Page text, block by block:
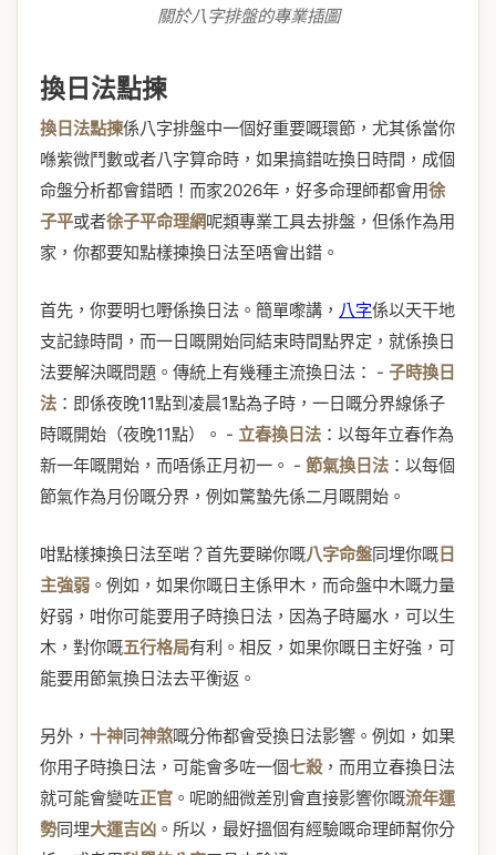
關於八字排盤的專業插圖
換日法點揀
換日法點揀係八字排盤中一個好重要嘅環節，尤其係當你
喺紫微鬥數或者八字算命時，如果搞錯咗換日時間，成個
命盤分析都會錯晒！而家2026年，好多命理師都會用徐
子平或者徐子平命理網呢類專業工具去排盤，但係作為用
家，你都要知點樣揀換日法至唔會出錯。
首先，你要明乜嘢係換日法。簡單嚟講， 八字係以天干地
支記錄時間，而一日嘅開始同結束時間點界定，就係換日
法要解決嘅問題。傳統上有幾種主流換日法： - 子時換日
法 ：即係夜晚11點到凌晨1點為子時，一日嘅分界線係子
時嘅開始（夜晚11點）。 - 立春換日法 ：以每年立春作為
新一年嘅開始，而唔係正月初一。 - 節氣換日法 ：以每個
節氣作為月份嘅分界，例如驚蟄先係二月嘅開始。
咁點樣揀換日法至啱？首先要睇你嘅八字命盤同埋你嘅日
主強弱 。例如，如果你嘅日主係甲木，而命盤中木嘅力量
好弱，咁你可能要用子時換日法，因為子時屬水，可以生
木，對你嘅五行格局有利。相反，如果你嘅日主好強，可
能要用節氣換日法去平衡返。
另外， 十神同神煞嘅分佈都會受換日法影響。例如，如果
你用子時換日法，可能會多咗一個七殺，而用立春換日法
就可能會變咗正官 。呢啲細微差別會直接影響你嘅流年運
勢同埋大運吉凶 。所以，最好搵個有經驗嘅命理師幫你分